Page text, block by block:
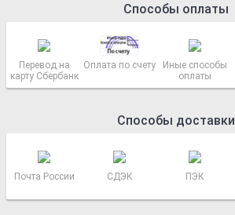
Способы оплаты
Перевод на
карту Сбербанк
Оплата по счету
Иные способы
оплаты
Способы доставки
Почта России СДЭК ПЭК